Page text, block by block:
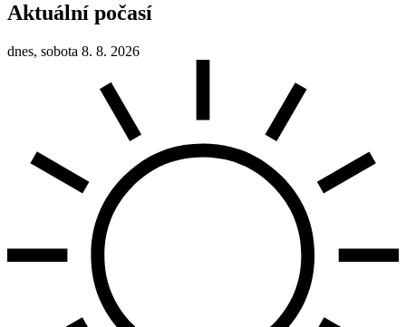
Aktuální počasí
dnes, sobota 8. 8. 2026